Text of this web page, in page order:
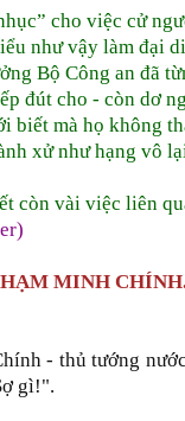
cho việc cử
như vậy làm đại
Bộ Công an đã
đút cho - còn dơ
biết mà họ không
xử như hạng vô
còn vài việc liên
MINH
- thủ tướng
gì!".